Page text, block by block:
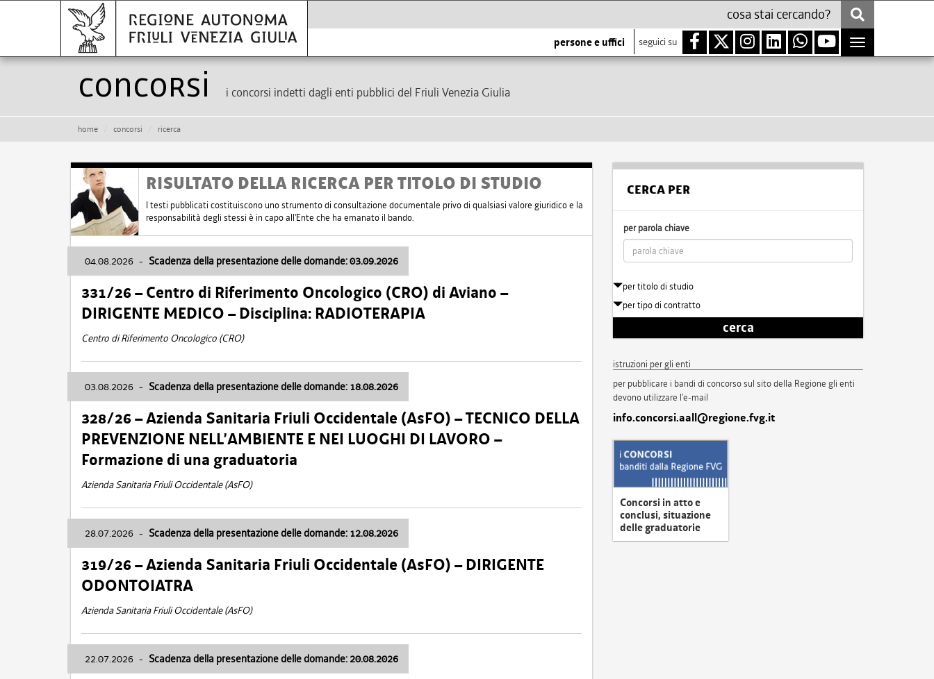
persone e uffici seguici su
Toggle
navigation
Concorsi i concorsi indetti dagli enti pubblici del Friuli Venezia Giulia
home concorsi ricerca
RISULTATO DELLA RICERCA PER TITOLO DI STUDIO
I testi pubblicati costituiscono uno strumento di consultazione documentale privo di qualsiasi valore giuridico e la
responsabilità degli stessi è in capo all'Ente che ha emanato il bando.
04.08.2026 - Scadenza della presentazione delle domande: 03.09.2026
331/26 – Centro di Riferimento Oncologico (CRO) di Aviano –
DIRIGENTE MEDICO – Disciplina: RADIOTERAPIA
Centro di Riferimento Oncologico (CRO)
03.08.2026 - Scadenza della presentazione delle domande: 18.08.2026
328/26 – Azienda Sanitaria Friuli Occidentale (AsFO) – TECNICO DELLA
PREVENZIONE NELL’AMBIENTE E NEI LUOGHI DI LAVORO –
Formazione di una graduatoria
Azienda Sanitaria Friuli Occidentale (AsFO)
28.07.2026 - Scadenza della presentazione delle domande: 12.08.2026
319/26 – Azienda Sanitaria Friuli Occidentale (AsFO) – DIRIGENTE
ODONTOIATRA
Azienda Sanitaria Friuli Occidentale (AsFO)
22.07.2026 - Scadenza della presentazione delle domande: 20.08.2026
CERCA PER
per parola chiave
per titolo di studio
per tipo di contratto
cerca
istruzioni per gli enti
per pubblicare i bandi di concorso sul sito della Regione gli enti
devono utilizzare l'e-mail
info.concorsi.aall@regione.fvg.it
Concorsi in atto e
conclusi, situazione
delle graduatorie